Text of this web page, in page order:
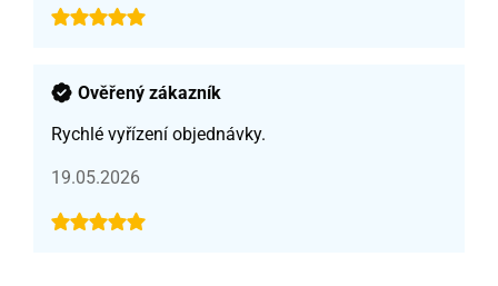
Ověřený zákazník
Rychlé vyřízení objednávky.
19.05.2026